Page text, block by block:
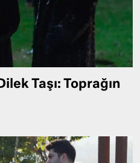
Taşı: Toprağın